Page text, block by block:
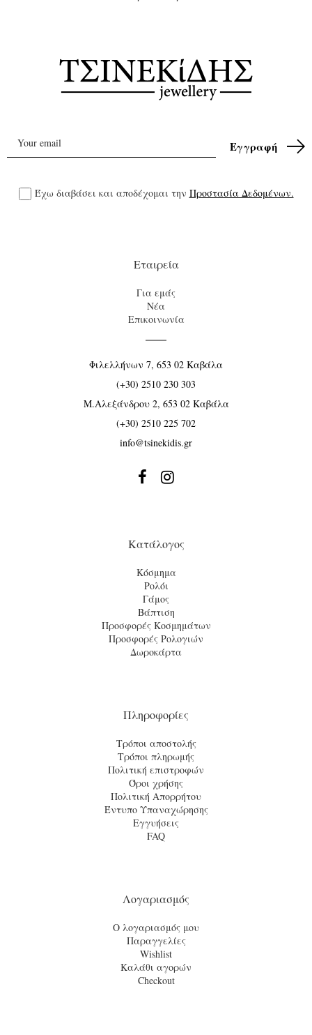
Έχω διαβάσει και αποδέχομαι την Προστασία Δεδομένων.
Εταιρεία
Για εμάς
Νέα
Επικοινωνία
Φιλελλήνων 7, 653 02 Καβάλα
(+30) 2510 230 303
Μ.Αλεξάνδρου 2, 653 02 Καβάλα
(+30) 2510 225 702
info@tsinekidis.gr
 
Κατάλογος
Κόσμημα
Ρολόι
Γάμος
Βάπτιση
Προσφορές Κοσμημάτων
Προσφορές Ρολογιών
Δωροκάρτα
Πληροφορίες
Τρόποι αποστολής
Τρόποι πληρωμής
Πολιτική επιστροφών
Όροι χρήσης
Πολιτική Απορρήτου
Έντυπο Υπαναχώρησης
Εγγυήσεις
FAQ
Λογαριασμός
Ο λογαριασμός μου
Παραγγελίες
Wishlist
Καλάθι αγορών
Checkout